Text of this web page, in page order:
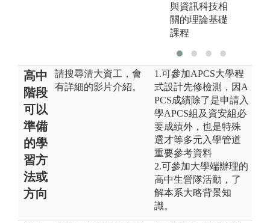
與資訊科技相
關的理論基礎
課程
高中
階段
可以
準備
的學
習方
法或
方向
請搜尋清大資工，會
有詳細的影片介紹。
1.可參加APCS大學程
式設計先修檢測，因A
PCS成績除了是申請入
學APCS組及資安組必
要成績外，也是特殊
選才等多元入學管道
重要參考資料
2.可參加大學端辦理的
高中生營隊活動，了
解本系大略背景知
識。